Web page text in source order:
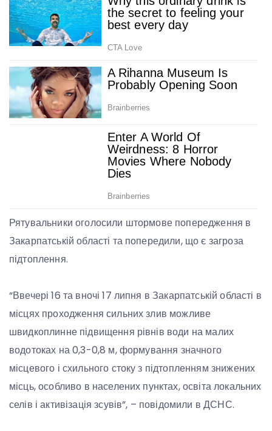
Рятувальники оголосили штормове попередження в
Закарпатській області та попередили, що є загроза
підтоплення.
“Ввечері 16 та вночі 17 липня в Закарпатській області в
місцях проходження сильних злив можливе
швидкоплинне підвищення рівнів води на малих
водотоках на 0,3-0,8 м, формування значного
місцевого і схильного стоку з підтопленням знижених
місць, особливо в населених пунктах, освіта локальних
селів і активізація зсувів”, – повідомили в ДСНС.